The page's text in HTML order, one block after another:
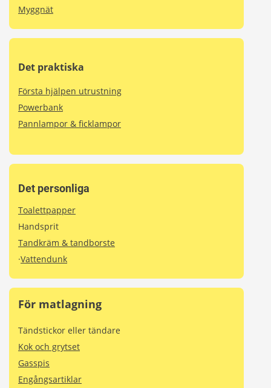
Myggnät
Det praktiska
Första hjälpen utrustning
Powerbank
Pannlampor & ficklampor
Det personliga
Toalettpapper
Handsprit
Tandkräm & tandborste
·Vattendunk
För matlagning
Tändstickor eller tändare
Kok och grytset
Gasspis
Engångsartiklar